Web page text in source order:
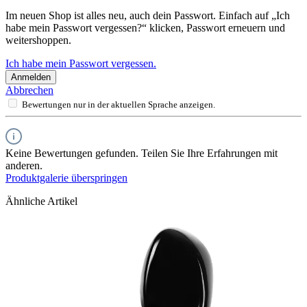
Im neuen Shop ist alles neu, auch dein Passwort. Einfach auf „Ich
habe mein Passwort vergessen?“ klicken, Passwort erneuern und
weitershoppen.
Ich habe mein Passwort vergessen.
Anmelden
Abbrechen
Bewertungen nur in der aktuellen Sprache anzeigen.
Keine Bewertungen gefunden. Teilen Sie Ihre Erfahrungen mit
anderen.
Produktgalerie überspringen
Ähnliche Artikel